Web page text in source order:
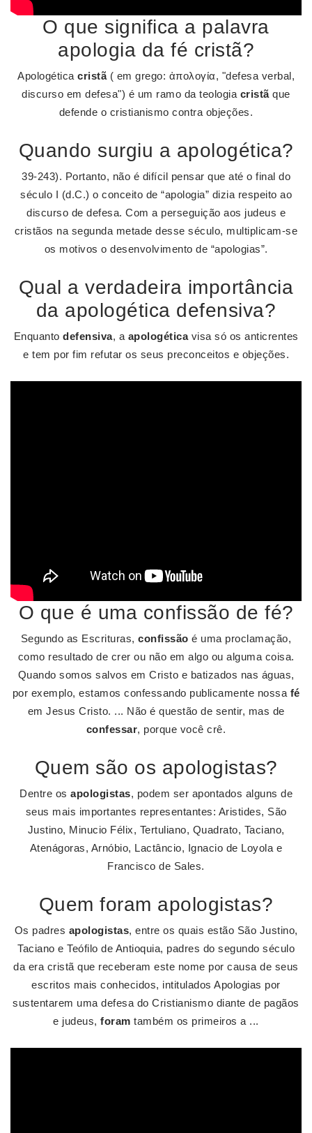
O que significa a palavra
apologia da fé cristã?
Apologética cristã( em grego: ἀπολογία, "defesa verbal,
discurso em defesa") é um ramo da teologia cristãque
defende o cristianismo contra objeções.
Quando surgiu a apologética?
39-243). Portanto, não é difícil pensar que até o final do
século I (d.C.) o conceito de “apologia” dizia respeito ao
discurso de defesa. Com a perseguição aos judeus e
cristãos na segunda metade desse século, multiplicam-se
os motivos o desenvolvimento de “apologias”.
Qual a verdadeira importância
da apologética defensiva?
Enquanto defensiva, a apologéticavisa só os anticrentes
e tem por fim refutar os seus preconceitos e objeções.
O que é uma confissão de fé?
Segundo as Escrituras,confissão é uma proclamação,
como resultado de crer ou não em algo ou alguma coisa.
Quando somos salvos em Cristo e batizados nas águas,
por exemplo, estamos confessando publicamente nossa fé
em Jesus Cristo. ... Não é questão de sentir, mas de
confessar, porque você crê.
Quem são os apologistas?
Dentre os apologistas, podem ser apontados alguns de
seus mais importantes representantes: Aristides, São
Justino, Minucio Félix, Tertuliano, Quadrato, Taciano,
Atenágoras, Arnóbio, Lactâncio, Ignacio de Loyola e
Francisco de Sales.
Quem foram apologistas?
Os padres apologistas, entre os quais estão São Justino,
Taciano e Teófilo de Antioquia, padres do segundo século
da era cristã que receberam este nome por causa de seus
escritos mais conhecidos, intitulados Apologias por
sustentarem uma defesa do Cristianismo diante de pagãos
e judeus,foram também os primeiros a ...